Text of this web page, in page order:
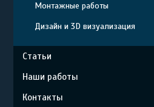
Монтажные работы
Дизайн и 3D визуализация
Статьи
Наши работы
Контакты